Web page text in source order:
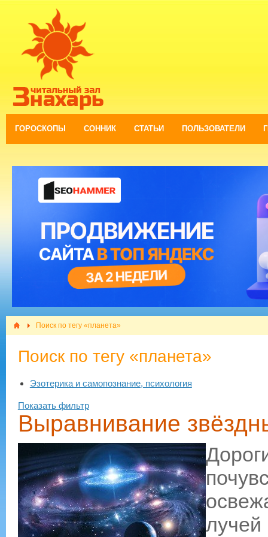
ГОРОСКОПЫ СОННИК СТАТЬИ ПОЛЬЗОВАТЕЛИ
Поиск по тегу «планета»
Поиск по тегу «планета»
Эзотерика и самопознание, психология
Показать фильтр
Выравнивание